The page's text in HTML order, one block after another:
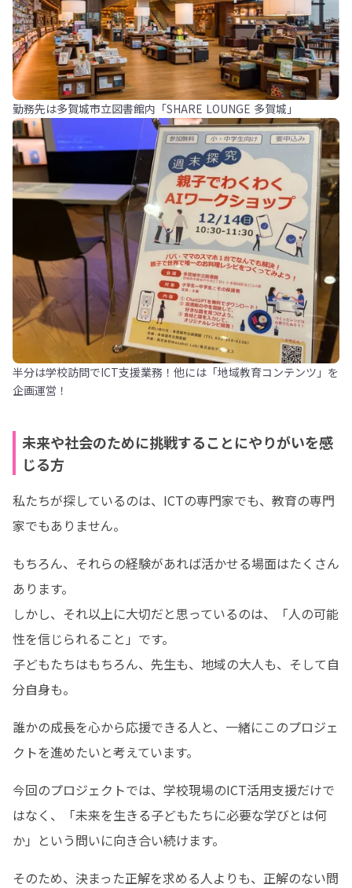
勤務先は多賀城市立図書館内「SHARE LOUNGE 多賀城」
半分は学校訪問でICT支援業務！他には「地域教育コンテンツ」を
企画運営！
未来や社会のために挑戦することにやりがいを感
じる方
私たちが探しているのは、ICTの専門家でも、教育の専門
家でもありません。
もちろん、それらの経験があれば活かせる場面はたくさん
あります。
しかし、それ以上に大切だと思っているのは、「人の可能
性を信じられること」です。
子どもたちはもちろん、先生も、地域の大人も、そして自
分自身も。
誰かの成長を心から応援できる人と、一緒にこのプロジェ
クトを進めたいと考えています。
今回のプロジェクトでは、学校現場のICT活用支援だけで
はなく、「未来を生きる子どもたちに必要な学びとは何
か」という問いに向き合い続けます。
そのため、決まった正解を求める人よりも、正解のない問